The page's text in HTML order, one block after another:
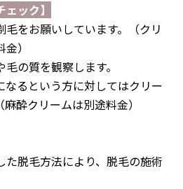
ック】
毛をお願いしています。（クリ
）
の質を観察します。
なるという方に対してはクリー
（麻酔クリームは別途料金）
た脱毛方法により、脱毛の施術